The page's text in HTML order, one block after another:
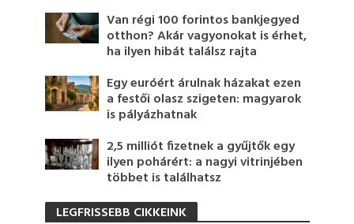
Van régi 100 forintos bankjegyed
otthon? Akár vagyonokat is érhet,
ha ilyen hibát találsz rajta
Egy euróért árulnak házakat ezen
a festői olasz szigeten: magyarok
is pályázhatnak
2,5 milliót fizetnek a gyűjtők egy
ilyen pohárért: a nagyi vitrinjében
többet is találhatsz
LEGFRISSEBB CIKKEINK